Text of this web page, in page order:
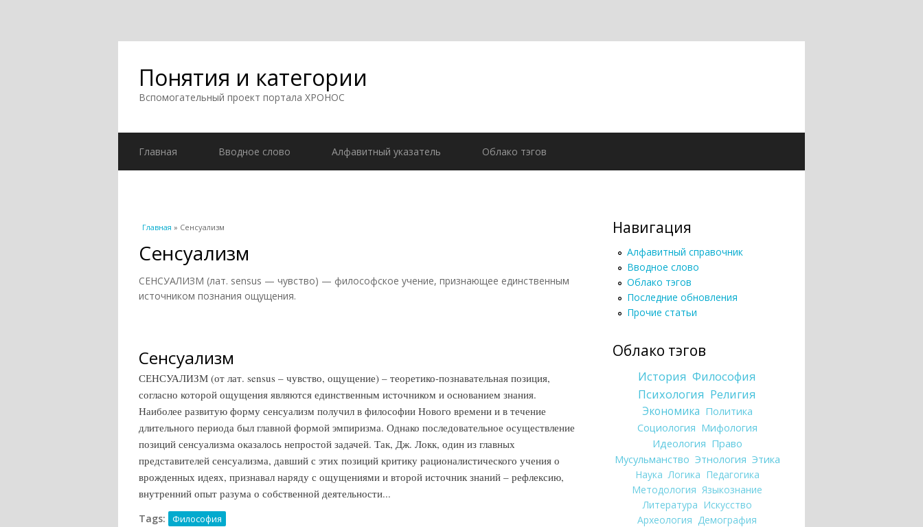
Понятия и категории
Вспомогательный проект портала ХРОНОС
Главная Вводное слово Алфавитный указатель Облако тэгов
Вы здесь
Главная » Сенсуализм
Сенсуализм
СЕНСУАЛИЗМ (лат. sensus — чувство) — философское учение, признающее единственным
источником познания ощущения.
Сенсуализм
СЕНСУАЛИЗМ (от лат. sensus – чувство, ощущение) – теоретико-познавательная позиция,
согласно которой ощущения являются единственным источником и основанием знания.
Наиболее развитую форму сенсуализм получил в философии Нового времени и в течение
длительного периода был главной формой эмпиризма. Однако последовательное осуществление
позиций сенсуализма оказалось непростой задачей. Так, Дж. Локк, один из главных
представителей сенсуализма, давший с этих позиций критику рационалистического учения о
врожденных идеях, признавал наряду с ощущениями и второй источник знаний – рефлексию,
внутренний опыт разума о собственной деятельности...
Tags: Философия
Навигация
Алфавитный справочник
Вводное слово
Облако тэгов
Последние обновления
Прочие статьи
Облако тэгов
История Философия
Психология Религия
Экономика Политика
Социология Мифология
Идеология Право
Мусульманство Этнология Этика
Наука Логика Педагогика
Методология Языкознание
Литература Искусство
Археология Демография